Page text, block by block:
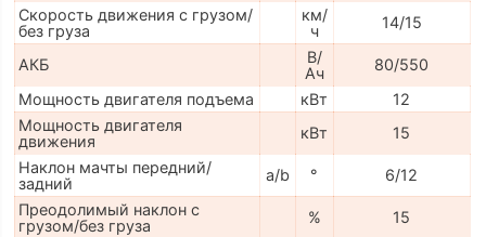
Скорость движения с грузом/
без груза
км/
ч
14/15
АКБ
В/
Ач
80/550
Мощность двигателя подъема
кВт
12
Мощность двигателя
движения
кВт
15
Наклон мачты передний/
задний
a/b °
6/12
Преодолимый наклон с
грузом/без груза
%
15